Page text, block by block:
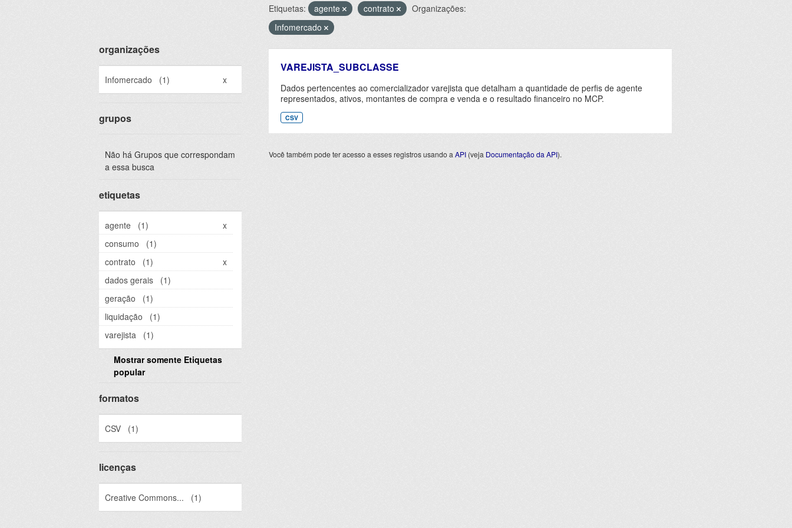
organizações
Infomercado (1) x
grupos
Não há Grupos que correspondam
a essa busca
etiquetas
agente (1)
x
consumo
(1)
contrato
(1)
x
dados gerais
(1)
geração
(1)
liquidação
(1)
varejista
(1)
Mostrar somente Etiquetas
popular
formatos
CSV (1)
licenças
Creative Commons... (1)
Etiquetas: agente contrato
Organizações:
Infomercado
VAREJISTA_SUBCLASSE
Dados pertencentes ao comercializador varejista que detalham a quantidade de perfis de agente
representados, ativos, montantes de compra e venda e o resultado financeiro no MCP.
CSV
Você também pode ter acesso a esses registros usando a API (veja Documentação da API).